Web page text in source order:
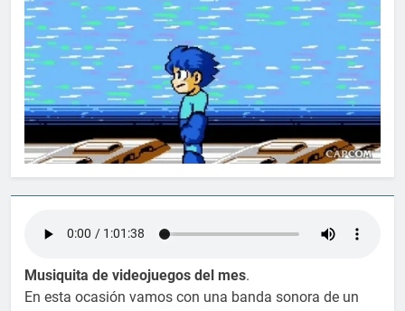
Musiquita de videojuegos del mes.
En esta ocasión vamos con una banda sonora de un